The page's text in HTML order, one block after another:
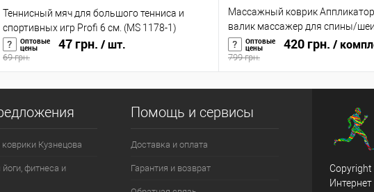
Теннисный мяч для большого тенниса и
спортивных игр Profi 6 см. (MS 1178-1)
Оптовые
цены 47 грн. / шт.
69 грн.
Массажный коврик
валик массажер для спины/
головы/тела OSPORT (n-0004)
Оптовые
цены 420 грн. /
799 грн.
Кузнецова
фитнеса и
Помощь и сервисы
Доставка и оплата
Гарантия и возврат
Copyright